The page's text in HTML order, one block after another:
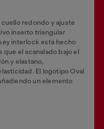
redondo y ajuste
inserto triangular
interlock está hecho
el acanalado bajo el
y elastano,
El logotipo Oval
un elemento